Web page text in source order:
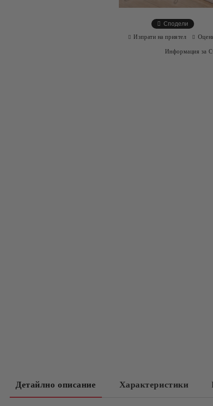
Сподели
Изпрати на приятел
Информация за
Детайлно описание Характеристики